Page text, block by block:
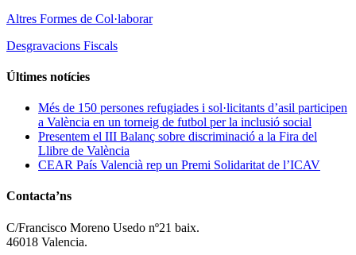
Altres Formes de Col·laborar
Desgravacions Fiscals
Últimes notícies
Més de 150 persones refugiades i sol·licitants d’asil participen
a València en un torneig de futbol per la inclusió social
Presentem el III Balanç sobre discriminació a la Fira del
Llibre de València
CEAR País Valencià rep un Premi Solidaritat de l’ICAV
Contacta’ns
C/Francisco Moreno Usedo nº21 baix.
46018 Valencia.